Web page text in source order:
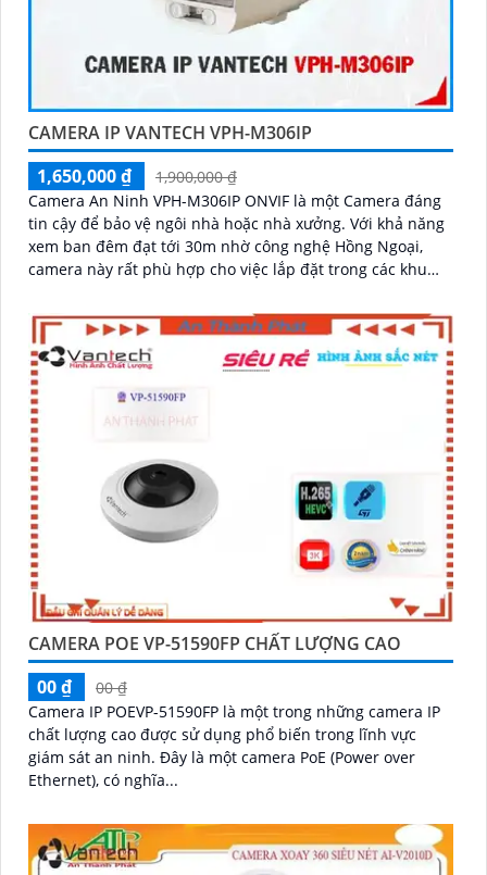
CAMERA IP VANTECH VPH-M306IP
1,650,000 ₫
1,900,000 ₫
Camera An Ninh VPH-M306IP ONVIF là một Camera đáng
tin cậy để bảo vệ ngôi nhà hoặc nhà xưởng. Với khả năng
xem ban đêm đạt tới 30m nhờ công nghệ Hồng Ngoại,
camera này rất phù hợp cho việc lắp đặt trong các khu
CAMERA POE VP-51590FP CHẤT LƯỢNG CAO
00 ₫
00 ₫
Camera IP POEVP-51590FP là một trong những camera IP
chất lượng cao được sử dụng phổ biến trong lĩnh vực
giám sát an ninh. Đây là một camera PoE (Power over
Ethernet), có nghĩa...